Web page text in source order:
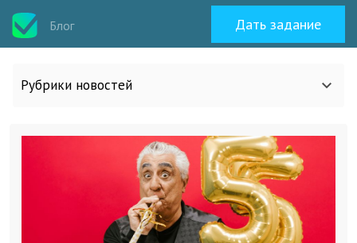
Блог Дать задание
Рубрики новостей
Все статьи
О work-zilla.com